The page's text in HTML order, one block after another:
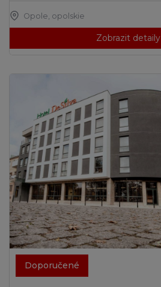
Opole opolskie
Zobrazit detaily
Doporučené